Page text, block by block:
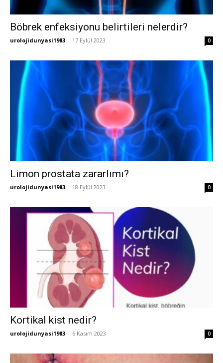
Böbrek enfeksiyonu belirtileri nelerdir?
urolojidunyasi1983 - 17 Eylül 2023 0
Limon prostata zararlımı?
urolojidunyasi1983 - 18 Eylül 2023 0
Kortikal kist nedir?
urolojidunyasi1983 - 6 Kasım 2023 0